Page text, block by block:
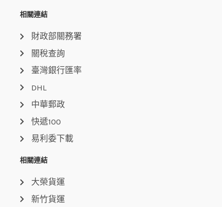
相關連結
財政部關務署
關稅查詢
臺灣銀行匯率
DHL
中華郵政
快遞100
易利委下載
相關連結
大榮貨運
新竹貨運